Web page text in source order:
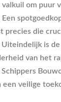
om puur
precies die
is
van het
veilige